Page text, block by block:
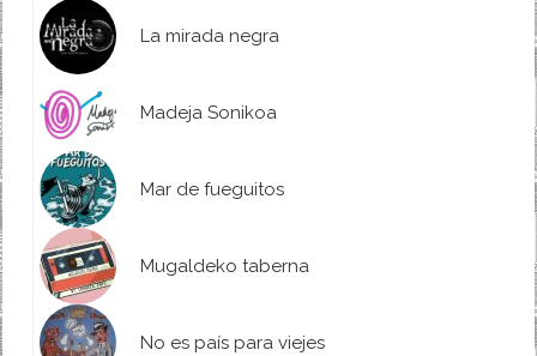
La mirada negra
Madeja Sonikoa
Mar de fueguitos
Mugaldeko taberna
No es país para viejes